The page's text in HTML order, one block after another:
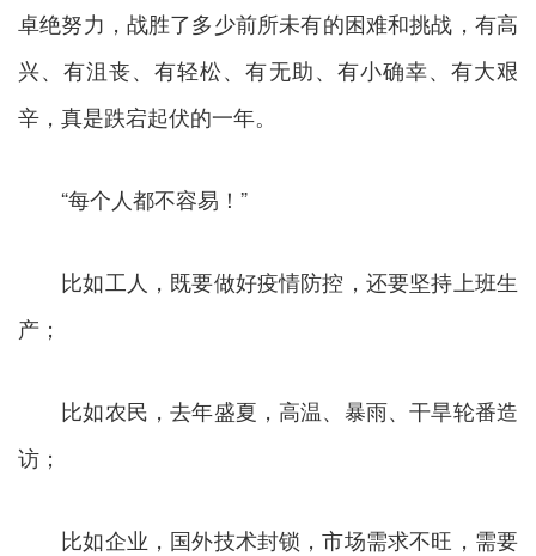
卓绝努力，战胜了多少前所未有的困难和挑战，有高
兴、有沮丧、有轻松、有无助、有小确幸、有大艰
辛，真是跌宕起伏的一年。
“每个人都不容易！”
比如工人，既要做好疫情防控，还要坚持上班生
产；
比如农民，去年盛夏，高温、暴雨、干旱轮番造
访；
比如企业，国外技术封锁，市场需求不旺，需要